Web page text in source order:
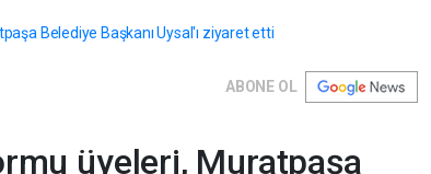
ABONE OL
üyeleri, Muratpaşa